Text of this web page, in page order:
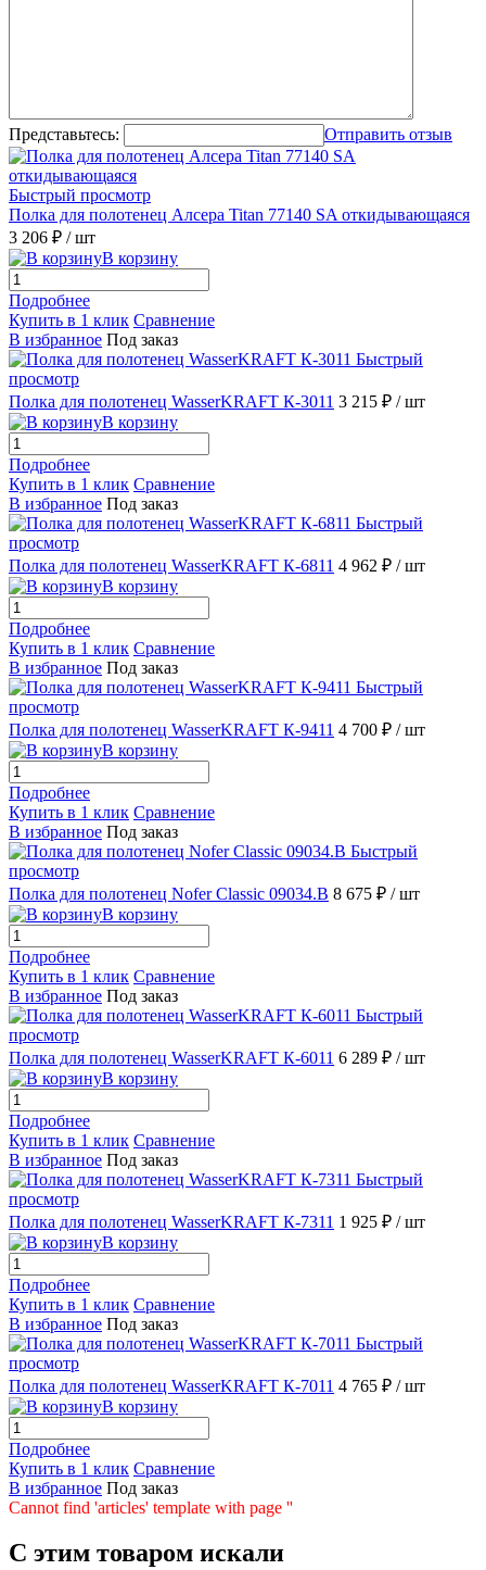
Представьтесь: Отправить отзыв
Быстрый просмотр
Полка для полотенец Алсера Titan 77140 SA откидывающаяся
3 206 ₽ / шт
В корзину
Подробнее
Купить в 1 клик Сравнение
В избранное Под заказ
Быстрый
просмотр
Полка для полотенец WasserKRAFT К-3011 3 215 ₽ / шт
В корзину
Подробнее
Купить в 1 клик Сравнение
В избранное Под заказ
Быстрый
просмотр
Полка для полотенец WasserKRAFT К-6811 4 962 ₽ / шт
В корзину
Подробнее
Купить в 1 клик Сравнение
В избранное Под заказ
Быстрый
просмотр
Полка для полотенец WasserKRAFT К-9411 4 700 ₽ / шт
В корзину
Подробнее
Купить в 1 клик Сравнение
В избранное Под заказ
Быстрый
просмотр
Полка для полотенец Nofer Classic 09034.B 8 675 ₽ / шт
В корзину
Подробнее
Купить в 1 клик Сравнение
В избранное Под заказ
Быстрый
просмотр
Полка для полотенец WasserKRAFT К-6011 6 289 ₽ / шт
В корзину
Подробнее
Купить в 1 клик Сравнение
В избранное Под заказ
Быстрый
просмотр
Полка для полотенец WasserKRAFT К-7311 1 925 ₽ / шт
В корзину
Подробнее
Купить в 1 клик Сравнение
В избранное Под заказ
Быстрый
просмотр
Полка для полотенец WasserKRAFT К-7011 4 765 ₽ / шт
В корзину
Подробнее
Купить в 1 клик Сравнение
В избранное Под заказ
Cannot find 'articles' template with page ''
C этим товаром искали